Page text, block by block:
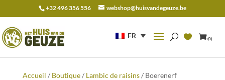
+32 496 356 556 webshop@huisvandegeuze.be
FR (0)
pour :
Accueil / Boutique/ Lambic de raisins/ Boerenerf